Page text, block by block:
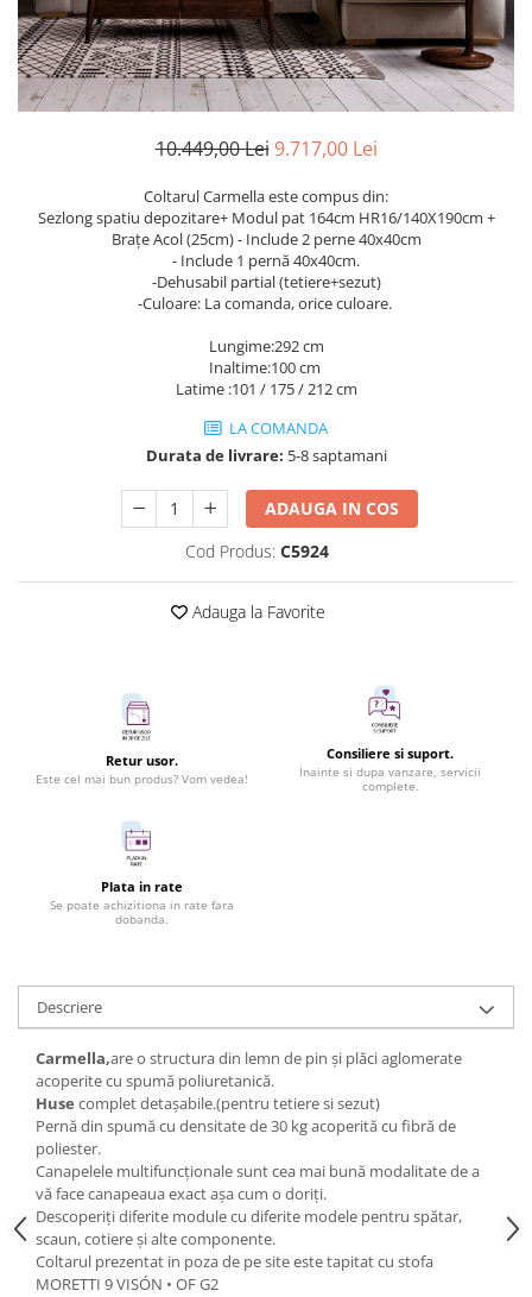
Oferte speciale
Banchete
Sezlong living
10.449,00 Lei 9.717,00 Lei
Coltarul Carmella este compus din:
Sezlong spatiu depozitare+ Modul pat 164cm HR16/140X190cm +
Brațe Acol (25cm) - Include 2 perne 40x40cm
- Include 1 pernă 40x40cm.
-Dehusabil partial (tetiere+sezut)
-Culoare: La comanda, orice culoare.
Lungime:292 cm
Inaltime:100 cm
Latime :101 / 175 / 212 cm
LA COMANDA
Durata de livrare: 5-8 saptamani
ADAUGA IN COS
Cod Produs: C5924
Adauga la Favorite
Retur usor.
Este cel mai bun produs? Vom vedea!
Consiliere si suport.
Inainte si dupa vanzare, servicii
complete.
Plata in rate
Se poate achizitiona in rate fara
dobanda.
Descriere
Carmella,are o structura din lemn de pin și plăci aglomerate
acoperite cu spumă poliuretanică.
Huse complet detașabile.(pentru tetiere si sezut)
Pernă din spumă cu densitate de 30 kg acoperită cu fibră de
poliester.
Canapelele multifuncționale sunt cea mai bună modalitate de a
vă face canapeaua exact așa cum o doriți.
Descoperiți diferite module cu diferite modele pentru spătar,
scaun, cotiere și alte componente.
Coltarul prezentat in poza de pe site este tapitat cu stofa
MORETTI 9 VISÓN • OF G2